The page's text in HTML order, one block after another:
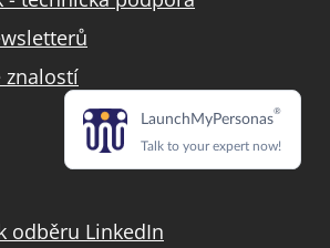
znalostí
odběru LinkedIn